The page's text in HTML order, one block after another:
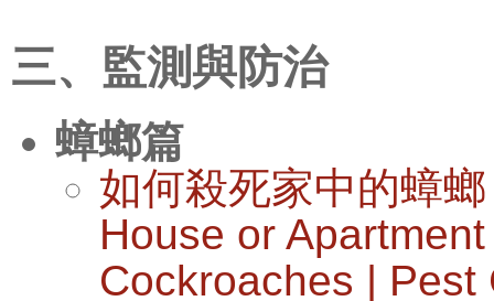
三、監測與防治
蟑螂篇
如何殺死家中的蟑
House or
Cockroaches | Pest